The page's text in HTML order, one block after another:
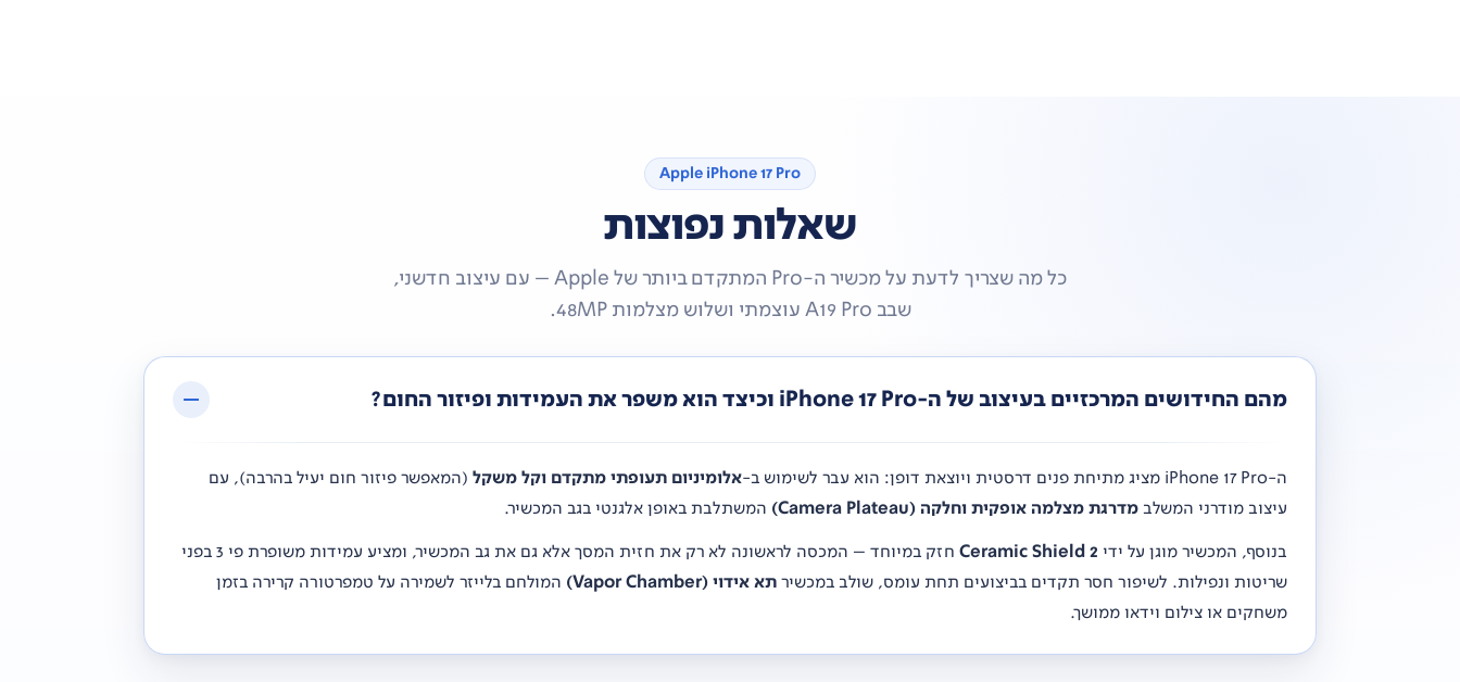
Apple iPhone 17 Pro
שאלות נפוצות
כל מה שצריך לדעת על מכשיר ה-Pro המתקדם ביותר של Apple – עם עיצוב חדשני,
שבב A19 Pro עוצמתי ושלוש מצלמות 48MP.
מהם החידושים המרכזיים בעיצוב של ה-iPhone 17 Pro וכיצד הוא משפר את העמידות ופיזור החום?
ה-iPhone 17 Pro מציג מתיחת פנים דרסטית ויוצאת דופן: הוא עבר לשימוש ב- אלומיניום תעופתי מתקדם וקל משקל (המאפשר פיזור חום יעיל בהרבה), עם
עיצוב מודרני המשלבמדרגת מצלמה אופקית וחלקה (Camera Plateau)
המשתלבת באופן אלגנטי בגב המכשיר.
בנוסף, המכשיר מוגן על ידי Ceramic Shield 2
חזק במיוחד – המכסה לראשונה לא רק את חזית המסך אלא גם את גב המכשיר, ומציע עמידות משופרת פי 3 בפני
שריטות ונפילות. לשיפור חסר תקדים בביצועים תחת עומס, שולב במכשירתא אידוי (Vapor Chamber)
המולחם בלייזר לשמירה על טמפרטורה קרירה בזמן
משחקים או צילום וידאו ממושך.